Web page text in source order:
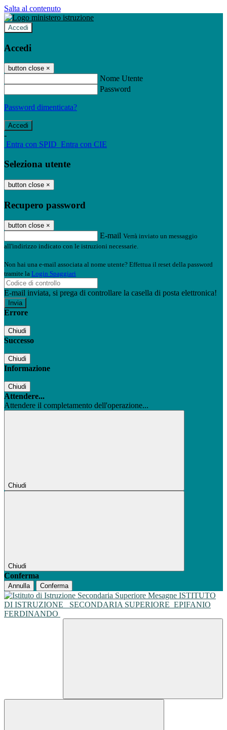
Salta al contenuto
Accedi
Accedi
button close ×
Nome Utente
Password
Password dimenticata?
-
Entra con SPID Entra con CIE
Seleziona utente
button close ×
Recupero password
button close ×
E-mail Verrà inviato un messaggio
all'indirizzo indicato con le istruzioni necessarie.
Non hai una e-mail associata al nome utente? Effettua il reset della password
tramite la Login Spaggiari
E-mail inviata, si prega di controllare la casella di posta elettronica!
Errore
Chiudi
Successo
Chiudi
Informazione
Chiudi
Attendere...
Attendere il completamento dell'operazione...
Chiudi
Chiudi
Conferma
Annulla Conferma
ISTITUTO
DI ISTRUZIONE
SECONDARIA SUPERIORE EPIFANIO
FERDINANDO